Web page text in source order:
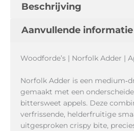
Beschrijving
Aanvullende informatie
Woodforde’s | Norfolk Adder |
Norfolk Adder is een
gemaakt met een
bittersweet appels. Deze
verfrissende, helderfruitige
uitgesproken crispy bite,